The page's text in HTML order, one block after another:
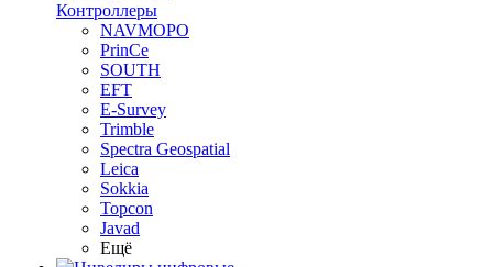
Контроллеры
NAVMOPO
PrinCe
SOUTH
EFT
E-Survey
Trimble
Spectra Geospatial
Leica
Sokkia
Topcon
Javad
Ещё